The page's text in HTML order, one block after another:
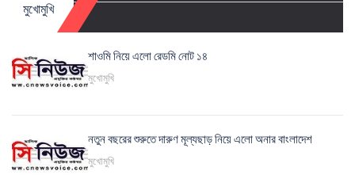
মুখোমুখি
শাওমি নিয়ে এলো রেডমি নোট ১৪
মুখোমুখি
নতুন বছরের শুরুতে দারুণ মূল্যছাড় নিয়ে এলো অনার বাংলাদেশ
মুখোমুখি